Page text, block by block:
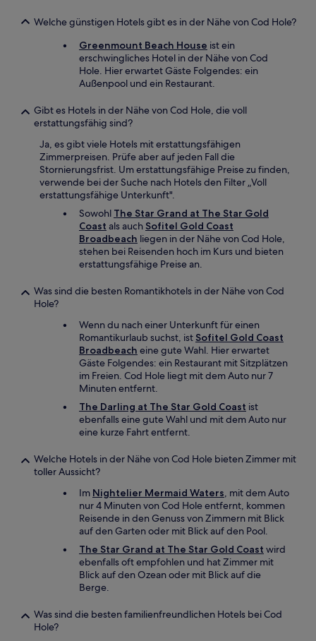
Welche günstigen Hotels gibt es in der Nähe von Cod Hole?
Greenmount Beach House ist ein
erschwingliches Hotel in der Nähe von Cod
Hole. Hier erwartet Gäste Folgendes: ein
Außenpool und ein Restaurant.
Gibt es Hotels in der Nähe von Cod Hole, die voll
erstattungsfähig sind?
Ja, es gibt viele Hotels mit erstattungsfähigen
Zimmerpreisen. Prüfe aber auf jeden Fall die
Stornierungsfrist. Um erstattungsfähige Preise zu finden,
verwende bei der Suche nach Hotels den Filter „Voll
erstattungsfähige Unterkunft".
Sowohl The Star Grand at The Star Gold
Coast als auch Sofitel Gold Coast
Broadbeach liegen in der Nähe von Cod Hole,
stehen bei Reisenden hoch im Kurs und bieten
erstattungsfähige Preise an.
Was sind die besten Romantikhotels in der Nähe von Cod
Hole?
Wenn du nach einer Unterkunft für einen
Romantikurlaub suchst, ist Sofitel Gold Coast
Broadbeach eine gute Wahl. Hier erwartet
Gäste Folgendes: ein Restaurant mit Sitzplätzen
im Freien. Cod Hole liegt mit dem Auto nur 7
Minuten entfernt.
The Darling at The Star Gold Coast ist
ebenfalls eine gute Wahl und mit dem Auto nur
eine kurze Fahrt entfernt.
Welche Hotels in der Nähe von Cod Hole bieten Zimmer mit
toller Aussicht?
Im Nightelier Mermaid Waters, mit dem Auto
nur 4 Minuten von Cod Hole entfernt, kommen
Reisende in den Genuss von Zimmern mit Blick
auf den Garten oder mit Blick auf den Pool.
The Star Grand at The Star Gold Coast wird
ebenfalls oft empfohlen und hat Zimmer mit
Blick auf den Ozean oder mit Blick auf die
Berge.
Was sind die besten familienfreundlichen Hotels bei Cod
Hole?